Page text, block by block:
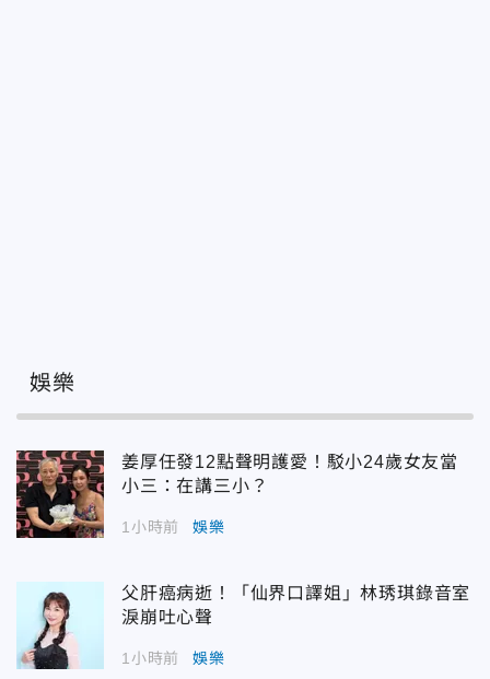
娛樂
姜厚任發12點聲明護愛！駁小24歲女友當
小三：在講三小？
1小時前 娛樂
父肝癌病逝！「仙界口譯姐」林琇琪錄音室
淚崩吐心聲
1小時前 娛樂